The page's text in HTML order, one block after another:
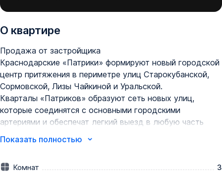
О квартире
Продажа от застройщика
Краснодарские «Патрики» формируют новый городской
центр притяжения в периметре улиц Старокубанской,
Сормовской, Лизы Чайкиной и Уральской.
Кварталы «Патриков» образуют сеть новых улиц,
которые соединятся с основными городскими
артериями и обеспечат легкий выезд в любую часть
города.
«Патриках» парковок хватит всем. На оба уровня
Показать полностью
Комнат 3